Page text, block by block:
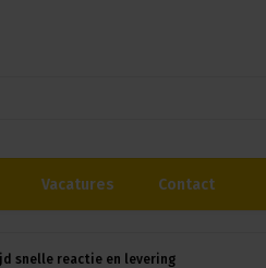
Vacatures Contact
snelle reactie en levering